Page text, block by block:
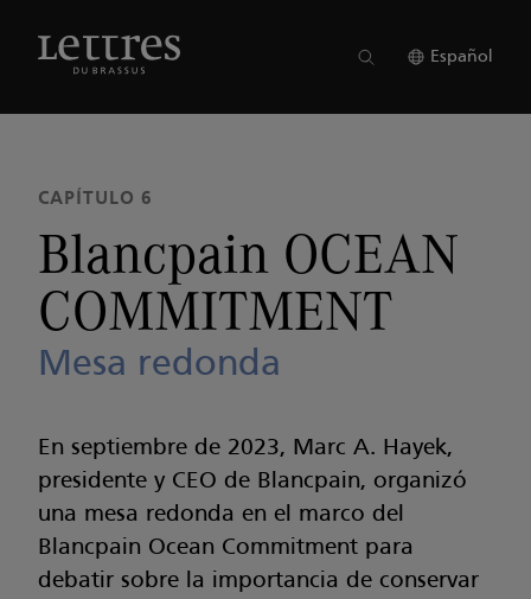
Español
CAPÍTULO 6
Blancpain OCEAN
COMMITMENT
Mesa redonda
En septiembre de 2023, Marc A. Hayek,
presidente y CEO de Blancpain, organizó
una mesa redonda en el marco del
Blancpain Ocean Commitment para
debatir sobre la importancia de conservar